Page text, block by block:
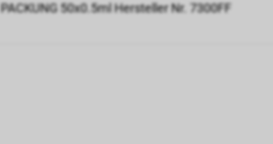
PACKUNG 50x0.5ml Hersteller Nr. 7300FF